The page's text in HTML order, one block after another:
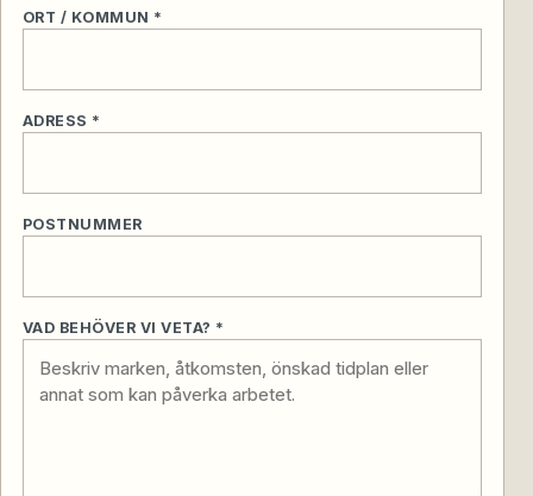
ORT / KOMMUN *
ADRESS *
POSTNUMMER
VAD BEHÖVER VI VETA? *